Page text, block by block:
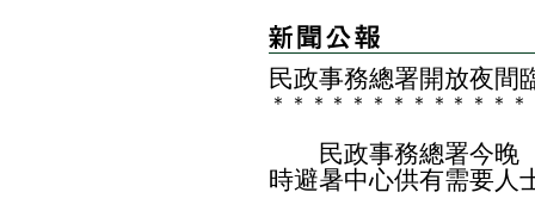
民政事務總署開放夜間
＊ ＊ ＊ ＊ ＊ ＊ ＊ ＊ ＊ ＊ ＊ ＊ ＊
民政事務總署今晚（
時避暑中心供有需要人